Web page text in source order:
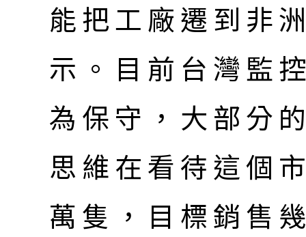
能把工廠遷到非
示。目前台灣監
為保守，大部分
思維在看待這個
萬隻，目標銷售